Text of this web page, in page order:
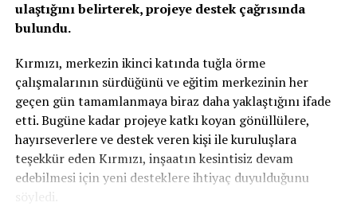
İLGİLİ KONU:
Birkibris.com
KAÇIRMAYIN
Birkibris.com
ulaştığını belirterek, projeye destek çağrısında
bulundu.
Kırmızı, merkezin ikinci katında tuğla örme
çalışmalarının sürdüğünü ve eğitim merkezinin her
geçen gün tamamlanmaya biraz daha yaklaştığını ifade
etti. Bugüne kadar projeye katkı koyan gönüllülere,
hayırseverlere ve destek veren kişi ile kuruluşlara
teşekkür eden Kırmızı, inşaatın kesintisiz devam
edebilmesi için yeni desteklere ihtiyaç duyulduğunu
söyledi.